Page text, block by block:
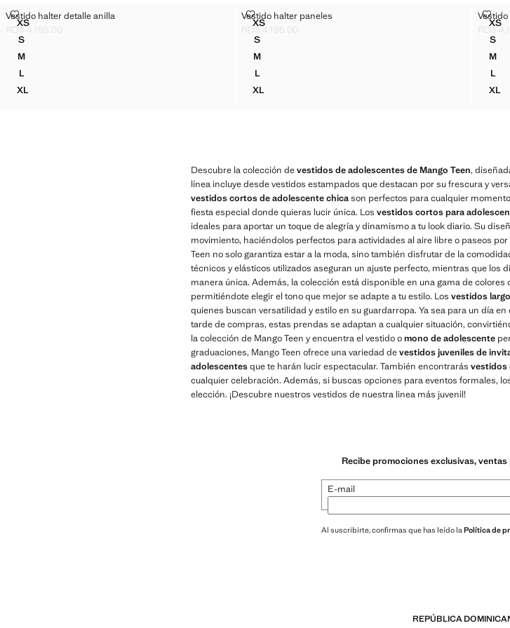
Tallas
XSVESTIDO HALTER DETALLE ANILLA
SVESTIDO HALTER DETALLE ANILLA
MVESTIDO HALTER DETALLE ANILLA
L
VESTIDO HALTER DETALLE ANILLA
XLVESTIDO HALTER DETALLE ANILLA
Vestido halter detalle anilla
VESTIDO HALTER DETALLE ANILLA
Precio actual [RD$ 4,195.00 ]
RD$ 4,195.00
Tallas
XSVESTIDO HALTER PANELES
SVESTIDO HALTER PANELES
MVESTIDO HALTER PANELES
L
VESTIDO HALTER PANELES
XLVESTIDO HALTER PANELES
Vestido halter paneles
VESTIDO HALTER PANELES
Precio actual [RD$ 4,195.00 ]
RD$ 4,195.00
Tallas
XS
S
M
L
XL
Precio
RD$
Descubre la colección devestidos de adolescentes de Mango Teen,
línea incluye desde vestidos estampados que destacan por su frescura y
vestidos cortos de adolescente chicason perfectos para cualquier
fiesta especial donde quieras lucir única. Los vestidos cortos para
ideales para aportar un toque de alegría y dinamismo a tu look diario. Su
movimiento, haciéndolos perfectos para actividades al aire libre o paseos por
Teen no solo garantiza estar a la moda, sino también disfrutar de la
técnicos y elásticos utilizados aseguran un ajuste perfecto, mientras que
manera única. Además, la colección está disponible en una gama de
permitiéndote elegir el tono que mejor se adapte a tu estilo. Los vestidos
quienes buscan versatilidad y estilo en su guardarropa. Ya sea para un día
tarde de compras, estas prendas se adaptan a cualquier situación,
la colección de Mango Teen y encuentra el vestido omono de adolescente
graduaciones, Mango Teen ofrece una variedad devestidos juveniles de
adolescentesque te harán lucir espectacular. También encontrarás vestidos
cualquier celebración. Además, si buscas opciones para eventos formales,
elección. ¡Descubre nuestros vestidos de nuestra linea más juvenil!
Recibe promociones exclusivas,
E-mail
Al suscribirte, confirmas que has leído la Política de
REPÚBLICA